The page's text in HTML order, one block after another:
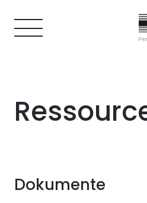
Dokumente